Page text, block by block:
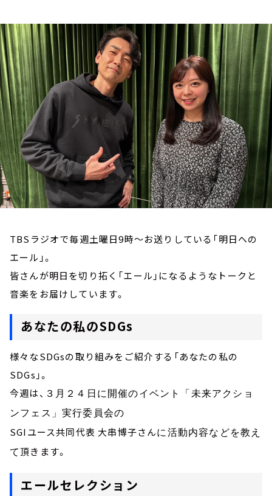
トピックス
TBS Podcast
お知らせ
イベント・グッズ
YouTube
会社情報
TBSラジオで毎週土曜日9時～お送りしている「明日への
エール」。
皆さんが明日を切り拓く「エール」になるようなトークと
音楽をお届けしています。
あなたの私のSDGs
様々なSDGsの取り組みをご紹介する「あなたの私の
SDGs」。
今週は、 ３月２４日に開催のイベント「未来アクショ
ンフェス」実行委員会の
SGIユース共同代表 大串博子さんに活動内容などを教え
て頂きます。
エールセレクション